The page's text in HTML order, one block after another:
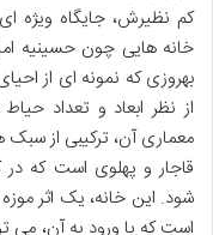
کم نظیرش، جایگاه ویژه
خانه هایی چون حسینیه
بهروزی که نمونه ای از
از نظر ابعاد و تعداد
معماری آن، ترکیبی از
قاجار و پهلوی است که
شود. این خانه، یک اثر
است که با ورود به آن،